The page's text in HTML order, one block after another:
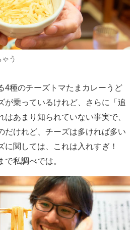
う
種のチーズトマたまカレーうど
が乗っているけれど、さらに「追
はあまり知られていない事実で、
だけれど、チーズは多ければ多い
に関しては、これは入れすぎ！
で私調べでは。